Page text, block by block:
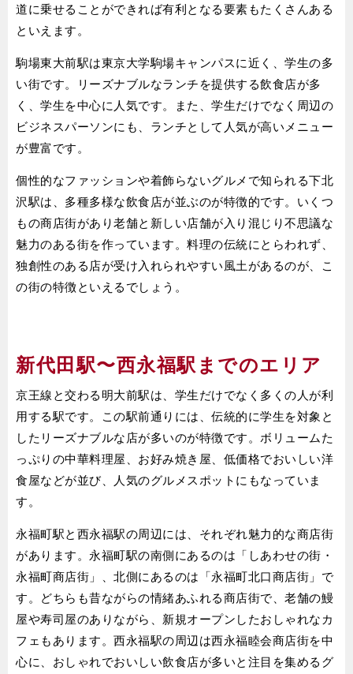
道に乗せることができれば有利となる要素もたくさんある
といえます。
駒場東大前駅は東京大学駒場キャンパスに近く、学生の多
い街です。リーズナブルなランチを提供する飲食店が多
く、学生を中心に人気です。また、学生だけでなく周辺の
ビジネスパーソンにも、ランチとして人気が高いメニュー
が豊富です。
個性的なファッションや着飾らないグルメで知られる下北
沢駅は、多種多様な飲食店が並ぶのが特徴的です。いくつ
もの商店街があり老舗と新しい店舗が入り混じり不思議な
魅力のある街を作っています。料理の伝統にとらわれず、
独創性のある店が受け入れられやすい風土があるのが、こ
の街の特徴といえるでしょう。
新代田駅〜西永福駅までのエリア
京王線と交わる明大前駅は、学生だけでなく多くの人が利
用する駅です。この駅前通りには、伝統的に学生を対象と
したリーズナブルな店が多いのが特徴です。ボリュームた
っぷりの中華料理屋、お好み焼き屋、低価格でおいしい洋
食屋などが並び、人気のグルメスポットにもなっていま
す。
永福町駅と西永福駅の周辺には、それぞれ魅力的な商店街
があります。永福町駅の南側にあるのは「しあわせの街・
永福町商店街」、北側にあるのは「永福町北口商店街」で
す。どちらも昔ながらの情緒あふれる商店街で、老舗の鰻
屋や寿司屋のありながら、新規オープンしたおしゃれなカ
フェもあります。西永福駅の周辺は西永福睦会商店街を中
心に、おしゃれでおいしい飲食店が多いと注目を集めるグ